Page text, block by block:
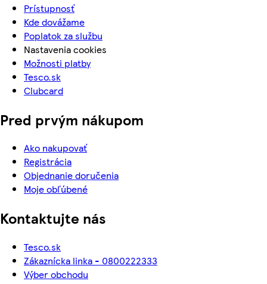
Prístupnosť
Kde dovážame
Poplatok za službu
Nastavenia cookies
Možnosti platby
Tesco.sk
Clubcard
Pred prvým nákupom
Ako nakupovať
Registrácia
Objednanie doručenia
Moje obľúbené
Kontaktujte nás
Tesco.sk
Zákaznícka linka - 0800222333
Výber obchodu